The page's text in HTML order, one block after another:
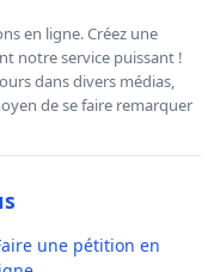
en ligne. Créez une
notre service puissant !
dans divers médias,
de se faire remarquer
une pétition en